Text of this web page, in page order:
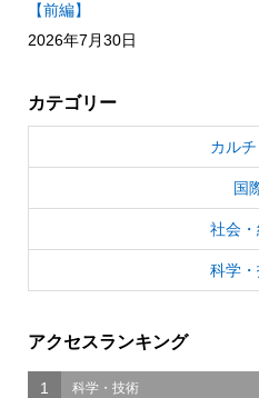
【前編】
2026年7月30日
カテゴリー
カル
国
社会
科学
アクセスランキング
1 科学・技術